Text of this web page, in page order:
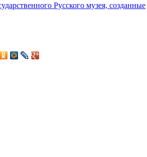
Русского музея, созданные